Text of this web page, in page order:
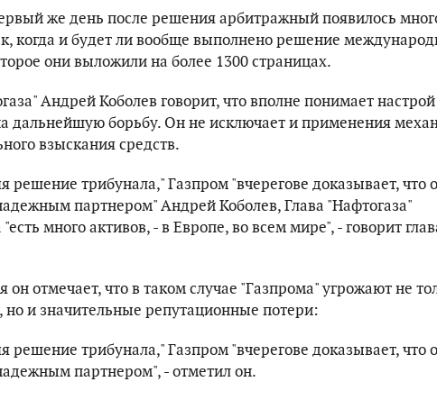
же день после решения арбитражный появилось
когда и будет ли вообще выполнено решение
они выложили на более 1300 страницах.
Андрей Коболев говорит, что вполне понимает настрой
дальнейшую борьбу. Он не исключает и применения
взыскания средств.
решение трибунала," Газпром "вчерегове доказывает, что
партнером" Андрей Коболев, Глава "Нафтогаза"
много активов, - в Европе, во всем мире", - говорит
он отмечает, что в таком случае "Газпрома" угрожают не
и значительные репутационные потери:
решение трибунала," Газпром "вчерегове доказывает, что
партнером", - отметил он.